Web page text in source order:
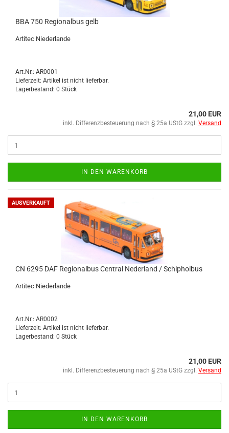
BBA 750 Re­gio­nal­bus gelb
Ar­ti­tec Nie­der­lan­de
Art.Nr.: AR0001
Lieferzeit: Artikel ist nicht lieferbar.
Lagerbestand: 0 Stück
21,00 EUR
inkl. Differenzbesteuerung nach § 25a UStG zzgl. Versand
IN DEN WARENKORB
AUSVERKAUFT
CN 6295 DAF Re­gio­nal­bus Cen­tral Ne­der­land / Schip­hol­bus
Ar­ti­tec Nie­der­lan­de
Art.Nr.: AR0002
Lieferzeit: Artikel ist nicht lieferbar.
Lagerbestand: 0 Stück
21,00 EUR
inkl. Differenzbesteuerung nach § 25a UStG zzgl. Versand
IN DEN WARENKORB